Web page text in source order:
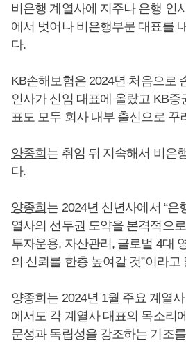
비은행 계열사에 지주나 은행 인
에서 벗어나 비은행부문 대표를
다.
KB손해보험은 2024년 처음으로
인사가 신임 대표에 올랐고 KB증
표도 모두 회사 내부 출신으로 꾸
양종희는 취임 뒤 지속해서 비은
다.
양종희는 2024년 신년사에서 “은
열사의 선두권 도약을 본격적으
투자운용, 자산관리, 글로벌 4대
의 신뢰를 한층 높여갈 것”이라고
양종희는 2024년 1월 주요 계열
에서도 각 계열사 대표의 목소리
문성과 독립성을 강조하는 기조